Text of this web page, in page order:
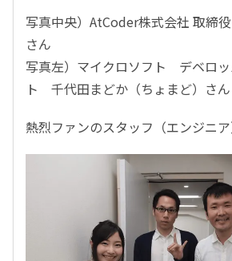
写真中央）AtCoder株式会社 取締
さん
写真左）マイクロソフト デベロッ
ト 千代田まどか（ちょまど）さん
熱烈ファンのスタッフ（エンジニア